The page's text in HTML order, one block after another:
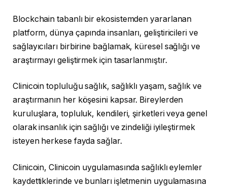
Blockchain tabanlı bir ekosistemden yararlanan
platform, dünya çapında insanları, geliştiricileri ve
sağlayıcıları birbirine bağlamak, küresel sağlığı ve
araştırmayı geliştirmek için tasarlanmıştır.
Clinicoin topluluğu sağlık, sağlıklı yaşam, sağlık ve
araştırmanın her köşesini kapsar. Bireylerden
kuruluşlara, topluluk, kendileri, şirketleri veya genel
olarak insanlık için sağlığı ve zindeliği iyileştirmek
isteyen herkese fayda sağlar.
Clinicoin, Clinicoin uygulamasında sağlıklı eylemler
kaydettiklerinde ve bunları işletmenin uygulamasına